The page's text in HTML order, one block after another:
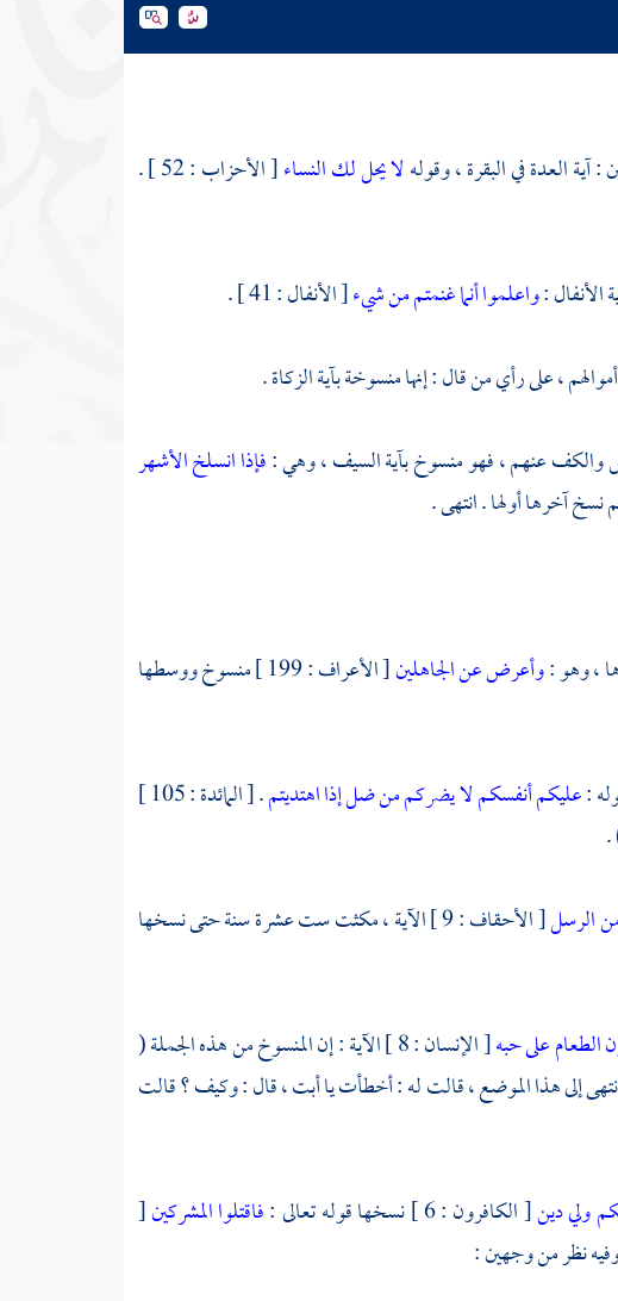
: آية العدة في البقرة ، وقولهلا يحل لك النساء
[ الأحزاب : 52 ] .
الأنفال :واعلموا أنما غنمتم من شيء[ الأنفال : 41 ] .
والكف عنهم ، فهو منسوخ بآية السيف ، وهي :فإذا انسلخ الأشهر
، وهو :وأعرض عن الجاهلين
[ الأعراف : 199 ] منسوخ ووسطها
:عليكم أنفسكم لا يضركم من ضل إذا اهتديتم
. [ المائدة : 105 ]
.
الرسل
[ الأحقاف : 9 ] الآية ، مكثت ست عشرة سنة حتى نسخها
الطعام على حبه
[ الإنسان : 8 ] الآية : إن المنسوخ من هذه الجملة (
إلى هذا الموضع ، قالت له : أخطأت يا أبت ، قال : وكيف ؟ قالت
ولي دين[ الكافرون : 6 ] نسخها قوله تعالى : فاقتلوا المشركين[